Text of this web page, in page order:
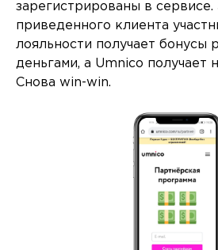
зарегистрированы в
приведенного клиента
лояльности получает бонусы
деньгами, а Umnico получает
Снова win-win.